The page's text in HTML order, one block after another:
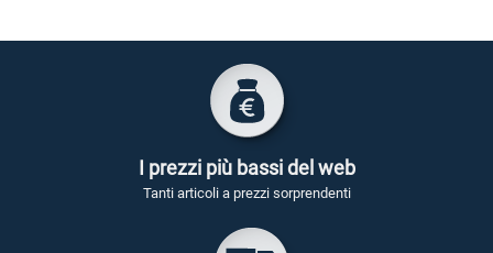
I prezzi più bassi del web
Tanti articoli a prezzi sorprendenti